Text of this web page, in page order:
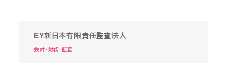
EY新日本有限責任監査法人
会計・財務・監査